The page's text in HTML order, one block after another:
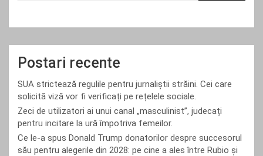
Postari recente
SUA strictează regulile pentru jurnaliștii străini. Cei care
solicită viză vor fi verificați pe rețelele sociale.
Zeci de utilizatori ai unui canal „masculinist”, judecați
pentru incitare la ură împotriva femeilor.
Ce le-a spus Donald Trump donatorilor despre succesorul
său pentru alegerile din 2028: pe cine a ales între Rubio și